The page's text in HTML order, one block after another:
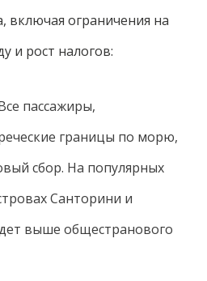
включая ограничения на
и рост налогов:
пассажиры,
границы по морю,
сбор. На популярных
Санторини и
выше общестранового